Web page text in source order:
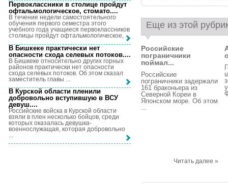
Еще из этой
Российские
пограничники
поймал...
Российские
пограничники задержали
161 браконьера из
Северной Кореи в
Японском море. Об этом
...
Читать далее »
Первоклассники в столице пройдут
офтальмологическое, стомато....
В течение недели самостоятельного
обучения первого семестра этого
учебного года учащиеся первоклассников
столицы пройдут офтальмологическое, ...
В Бишкеке практически нет
опасности схода селевых потоков....
В Бишкеке относительно других горных
районов практически нет опасности
схода селевых потоков. Об этом сказал
заместитель главы ...
В Курской области пленили
добровольно вступившую в ВСУ
девуш....
Российские войска в Курской области
взяли в плен несколько бойцов, среди
которых оказалась девушка-
военнослужащая, которая добровольно
...